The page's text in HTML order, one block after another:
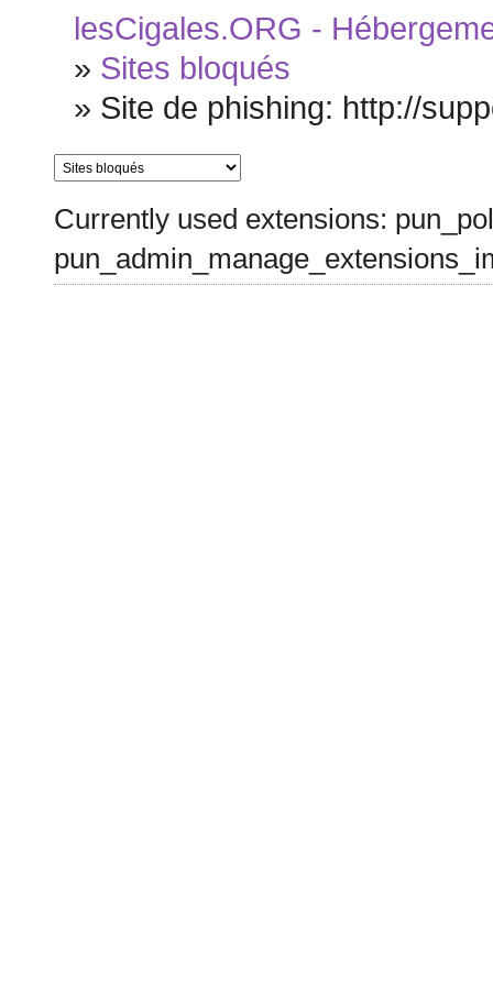
lesCigales.ORG -
» Sites bloqués
» Site de phishing: http://
Currently used extensions: